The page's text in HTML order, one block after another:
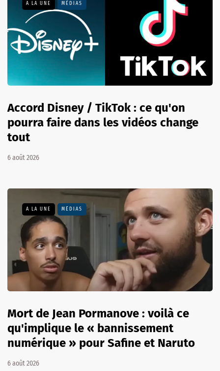
A LA UNE MÉDIAS
Accord Disney / TikTok : ce qu'on
pourra faire dans les vidéos change
tout
6 août 2026
A LA UNE MÉDIAS
Mort de Jean Pormanove : voilà ce
qu'implique le « bannissement
numérique » pour Safine et Naruto
6 août 2026